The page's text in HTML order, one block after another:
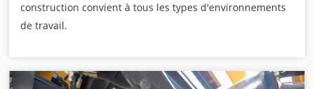
construction convient à tous les types d'environnements
de travail.